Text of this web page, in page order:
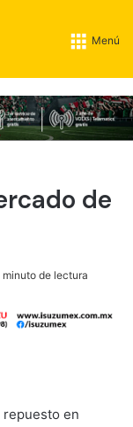
Menú
de
minuto de lectura
repuesto en